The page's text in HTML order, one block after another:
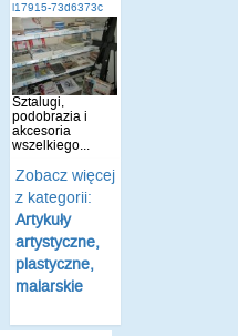
i17915-73d6373c
Sztalugi,
podobrazia i
akcesoria
wszelkiego...
Zobacz więcej
z kategorii:
Artykuły
artystyczne,
plastyczne,
malarskie